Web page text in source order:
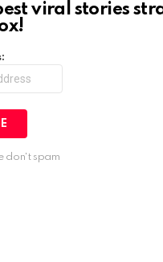
viral stories
don't spam